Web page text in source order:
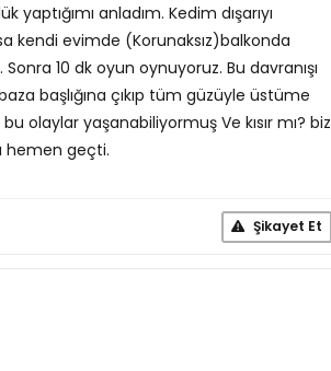
anladım. Kedim dışarıyı
kendi evimde (Korunaksız)balkonda
10 dk oyun oynuyoruz. Bu davranışı
başlığına çıkıp tüm güzüyle üstüme
olaylar yaşanabiliyormuş Ve kısır mı? biz
hemen geçti.
Şikayet Et